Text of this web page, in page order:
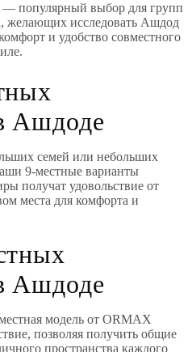
популярный выбор для групп
желающих исследовать Ашдод
и удобство совместного
Ашдоде
семей или небольших
9-местные варианты
получат удовольствие от
места для комфорта и
Ашдоде
модель от ORMAX
позволяя получить общие
пространства каждого